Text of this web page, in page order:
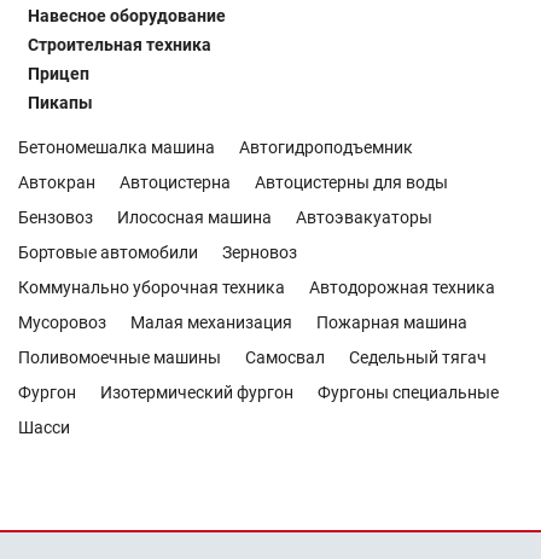
Навесное оборудование
Строительная техника
Прицеп
Пикапы
Бетономешалка машина
Автогидроподъемник
Автокран
Автоцистерна
Автоцистерны для воды
Бензовоз
Илососная машина
Автоэвакуаторы
Бортовые автомобили
Зерновоз
Коммунально уборочная техника
Автодорожная техника
Мусоровоз
Малая механизация
Пожарная машина
Поливомоечные машины
Самосвал
Седельный тягач
Фургон
Изотермический фургон
Фургоны специальные
Шасси